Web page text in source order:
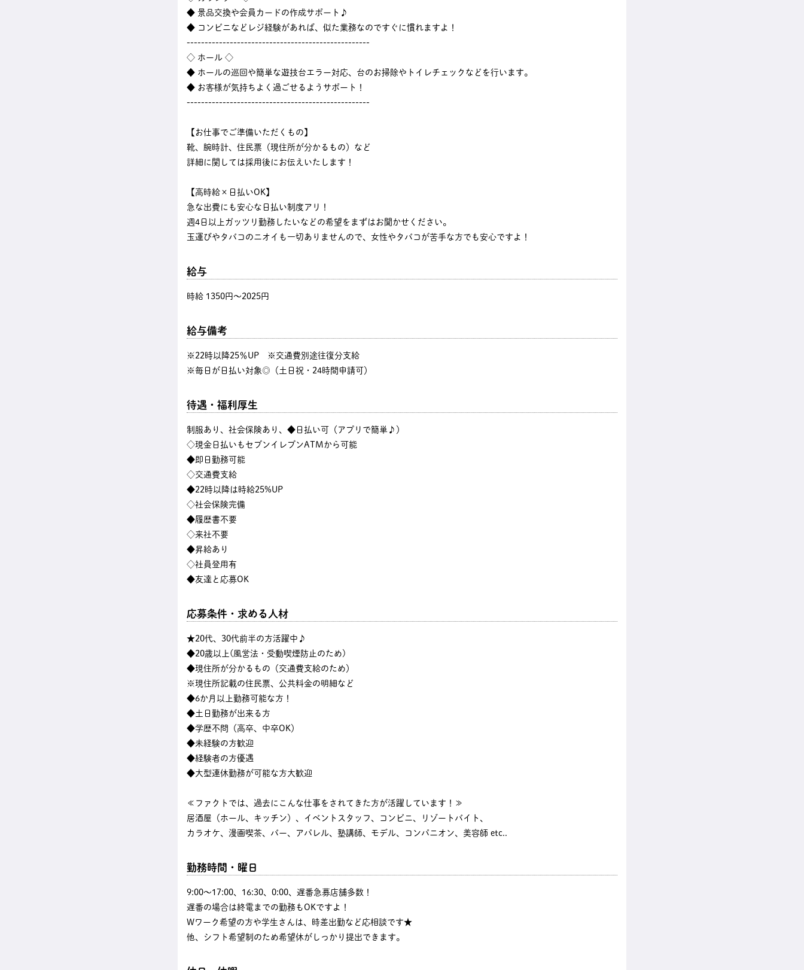
◆ 景品交換や会員カードの作成サポート♪
◆ コンビニなどレジ経験があれば、似た業務なのですぐに慣れますよ！
---------------------------------------------------
◇ ホール ◇
◆ ホールの巡回や簡単な遊技台エラー対応、台のお掃除やトイレチェックなどを行います。
◆ お客様が気持ちよく過ごせるようサポート！
---------------------------------------------------
【お仕事でご準備いただくもの】
靴、腕時計、住民票（現住所が分かるもの）など
詳細に関しては採用後にお伝えいたします！
【高時給×日払いOK】
急な出費にも安心な日払い制度アリ！
週4日以上ガッツリ勤務したいなどの希望をまずはお聞かせください。
玉運びやタバコのニオイも一切ありませんので、女性やタバコが苦手な方でも安心ですよ！
給与
時給 1350円〜2025円
給与備考
※22時以降25％UP ※交通費別途往復分支給
※毎日が日払い対象◎（土日祝・24時間申請可）
待遇・福利厚生
制服あり、社会保険あり、◆日払い可（アプリで簡単♪）
◇現金日払いもセブンイレブンATMから可能
◆即日勤務可能
◇交通費支給
◆22時以降は時給25%UP
◇社会保険完備
◆履歴書不要
◇来社不要
◆昇給あり
◇社員登用有
◆友達と応募OK
応募条件・求める人材
★20代、30代前半の方活躍中♪
◆20歳以上(風営法・受動喫煙防止のため)
◆現住所が分かるもの（交通費支給のため）
※現住所記載の住民票、公共料金の明細など
◆6か月以上勤務可能な方！
◆土日勤務が出来る方
◆学歴不問（高卒、中卒OK）
◆未経験の方歓迎
◆経験者の方優遇
◆大型連休勤務が可能な方大歓迎
≪ファクトでは、過去にこんな仕事をされてきた方が活躍しています！≫
居酒屋（ホール、キッチン）、イベントスタッフ、コンビニ、リゾートバイト、
カラオケ、漫画喫茶、バー、アパレル、塾講師、モデル、コンパニオン、美容師 etc..
勤務時間・曜日
9:00〜17:00、16:30、0:00、遅番急募店舗多数！
遅番の場合は終電までの勤務もOKですよ！
Wワーク希望の方や学生さんは、時差出勤など応相談です★
他、シフト希望制のため希望休がしっかり提出できます。